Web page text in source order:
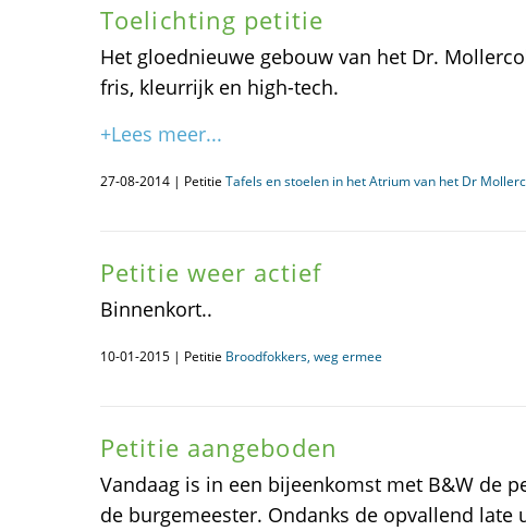
Toelichting petitie
Het gloednieuwe gebouw van het Dr.
fris, kleurrijk en high-tech.
+Lees meer...
27-08-2014 | Petitie Tafels en stoelen in het Atrium van het Dr
Petitie weer actief
Binnenkort..
10-01-2015 | Petitie Broodfokkers, weg ermee
Petitie aangeboden
Vandaag is in een bijeenkomst met B&W de
de burgemeester. Ondanks de opvallend late